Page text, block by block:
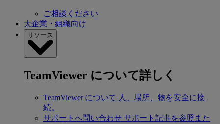
ご相談ください
大企業・組織向け
リソース
TeamViewer について詳しく
TeamViewer について 人、場所、物を安全に接
続。
サポートへ問い合わせ サポート記事を参照また